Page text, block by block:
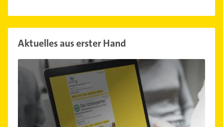
Aktuelles aus erster Hand